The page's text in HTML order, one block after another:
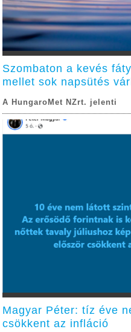
Szombaton a kevés
mellet sok napsütés
A HungaroMet NZrt. jelenti
Magyar Péter: tíz éve
csökkent az infláció